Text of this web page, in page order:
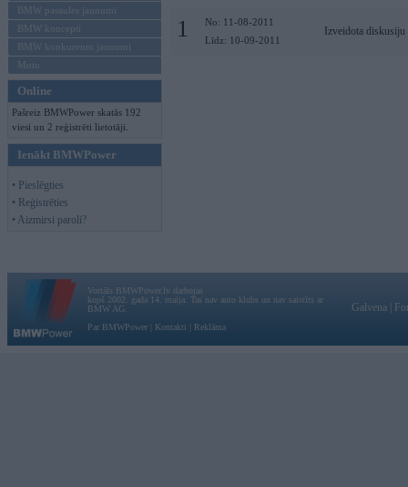
BMW pasaules jaunumi
BMW koncepti
BMW konkurentu jaunumi
Moto
Online
Pašreiz BMWPower skatās 192
viesi un 2 reģistrēti lietotāji.
Ienākt BMWPower
• Pieslēgties
• Reģistrēties
• Aizmirsi paroli?
1
No: 11-08-2011
Līdz: 10-09-2011
Izveidota
Vortāls BMWPower.lv darbojas
kopš 2002. gada 14. maija. Tas nav auto klubs un nav saistīts ar
BMW AG.
Par BMWPower
Kontakti Reklāma
Galvena